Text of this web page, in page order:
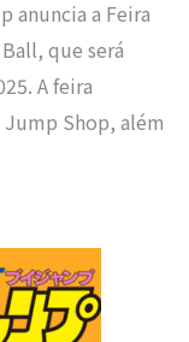
anuncia a Feira
que será
A feira
Shop, além